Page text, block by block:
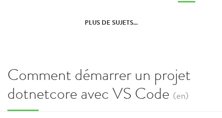
PLUS DE SUJETS...
Comment démarrer un projet
dotnetcore avec VS Code (en)